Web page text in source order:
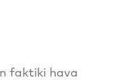
faktiki hava